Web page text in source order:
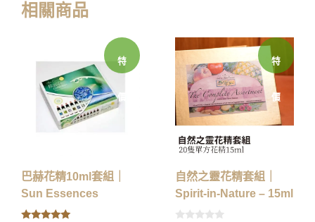
相關商品
特
價
巴赫花精10ml套組｜
Sun Essences
特
價
自然之靈花精套組｜
Spirit-in-Nature – 15ml